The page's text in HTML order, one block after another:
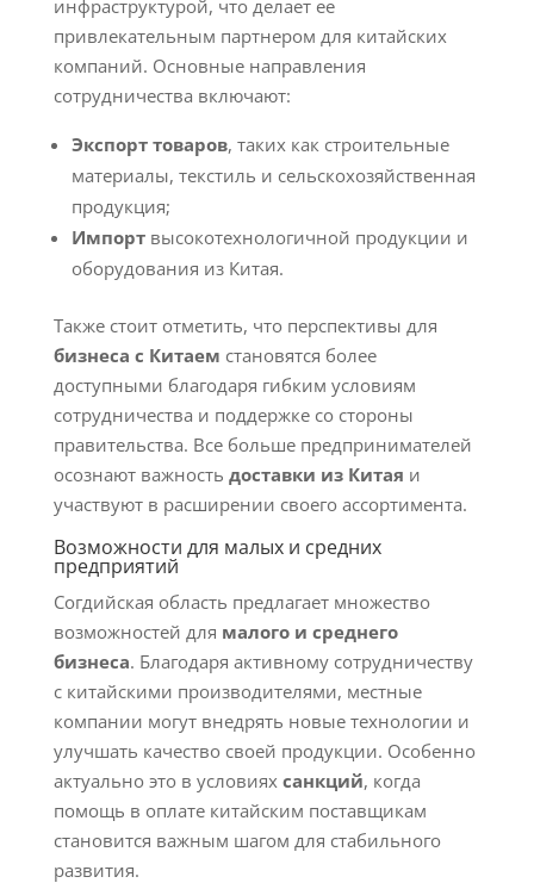
инфраструктурой, что делает ее
привлекательным партнером для китайских
компаний. Основные направления
сотрудничества включают:
Экспорт товаров, таких как строительные
материалы, текстиль и сельскохозяйственная
продукция;
Импортвысокотехнологичной продукции и
оборудования из Китая.
Также стоит отметить, что перспективы для
бизнеса с Китаем становятся более
доступными благодаря гибким условиям
сотрудничества и поддержке со стороны
правительства. Все больше предпринимателей
осознают важность доставки из Китая и
участвуют в расширении своего ассортимента.
Возможности для малых и средних
предприятий
Согдийская область предлагает множество
возможностей для малого и среднего
бизнеса. Благодаря активному сотрудничеству
с китайскими производителями, местные
компании могут внедрять новые технологии и
улучшать качество своей продукции. Особенно
актуально это в условиях санкций, когда
помощь в оплате китайским поставщикам
становится важным шагом для стабильного
развития.